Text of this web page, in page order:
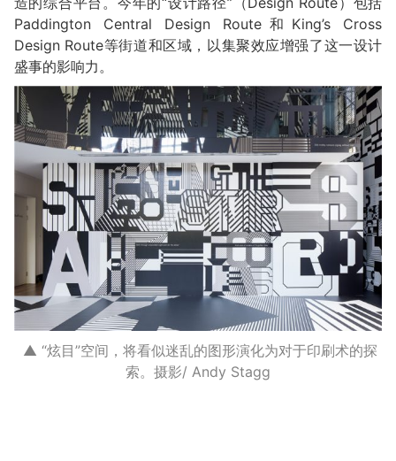
Paddington Central Design Route和King’s Cross
Design Route等街道和区域，以集聚效应增强了这一设计
盛事的影响力。
▲ “炫目”空间，将看似迷乱的图形演化为对于印刷术的探
索。摄影/ Andy Stagg